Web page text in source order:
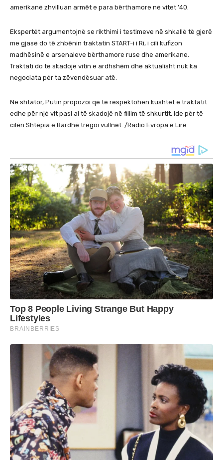
amerikanë zhvilluan armët e para bërthamore në vitet ’40.
Ekspertët argumentojnë se rikthimi i testimeve në shkallë të gjerë
me gjasë do të zhbënin traktatin START-i i Ri, i cili kufizon
madhësinë e arsenaleve bërthamore ruse dhe amerikane.
Traktati do të skadojë vitin e ardhshëm dhe aktualisht nuk ka
negociata për ta zëvendësuar atë.
Në shtator, Putin propozoi që të respektohen kushtet e traktatit
edhe për një vit pasi ai të skadojë në fillim të shkurtit, ide për të
cilën Shtëpia e Bardhë tregoi vullnet. /Radio Evropa e Lirë